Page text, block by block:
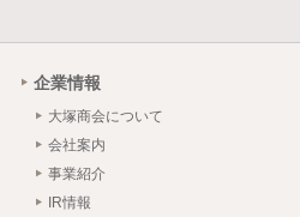
企業情報
大塚商会について
会社案内
事業紹介
IR情報